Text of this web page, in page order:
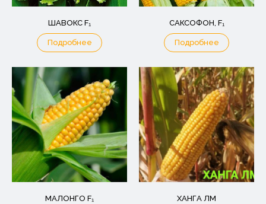
ШАВОКС F₁
Подробнее
САКСОФОН, F₁
Подробнее
МАЛОНГО F₁ ХАНГА ЛМ